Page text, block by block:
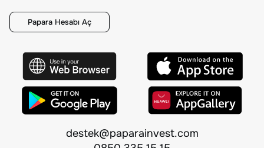
Papara Hesabı Aç
destek@paparainvest.com